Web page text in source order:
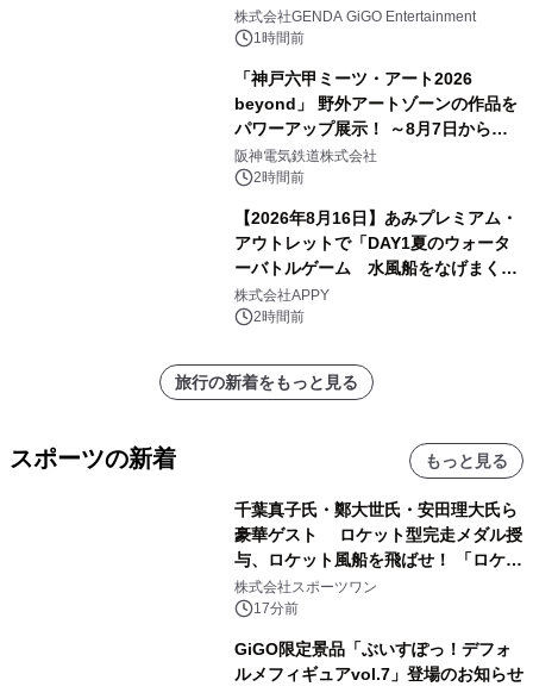
2026年8月7日(金)10時グランドオープ
ン
株式会社GENDA GiGO Entertainment
1時間前
「神戸六甲ミーツ・アート2026
beyond」 野外アートゾーンの作品を
パワーアップ展示！ ～8月7日からは
直前割パスポートを販売～
阪神電気鉄道株式会社
2時間前
【2026年8月16日】あみプレミアム・
アウトレットで「DAY1夏のウォータ
ーバトルゲーム 水風船をなげまくろ
う！」を開催
株式会社APPY
2時間前
旅行の新着をもっと見る
スポーツの新着 もっと見る
千葉真子氏・鄭大世氏・安田理大氏ら
豪華ゲスト ロケット型完走メダル授
与、ロケット風船を飛ばせ！ 「ロケッ
トマラソン2026」開催
株式会社スポーツワン
17分前
GiGO限定景品「ぶいすぽっ！デフォ
ルメフィギュアvol.7」登場のお知らせ